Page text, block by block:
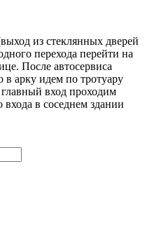
из стеклянных дверей
перехода перейти на
После автосервиса
арку идем по тротуару
вход проходим
входа в соседнем здании